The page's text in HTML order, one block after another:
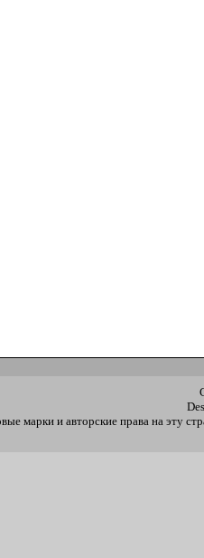
марки и авторские права на эту